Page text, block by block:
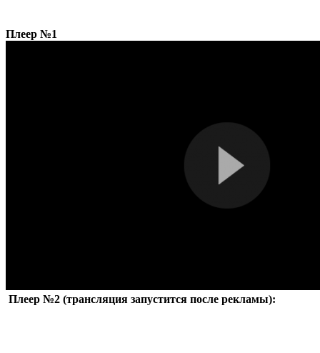
Плеер №1
Плеер №2 (трансляция запустится после рекламы):